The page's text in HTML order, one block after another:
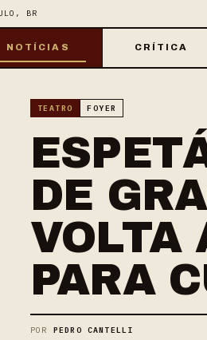
BR
NOTÍCIAS CRÍTICA
TEATRO FOYER
DE
VOLTA
PARA
POR PEDRO CANTELLI